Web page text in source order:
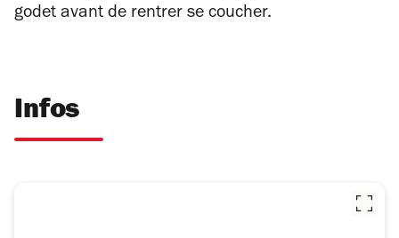
godet avant de rentrer se coucher.
Infos